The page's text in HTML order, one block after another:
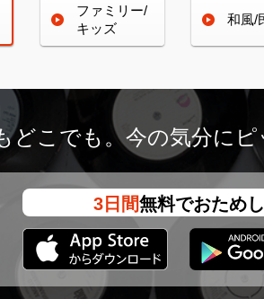
ファミリー/
キッズ
和風/
どこでも。今の気分に
3日間無料でおためし